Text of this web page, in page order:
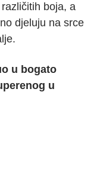
boja, a
djeluju na srce
u bogato
u